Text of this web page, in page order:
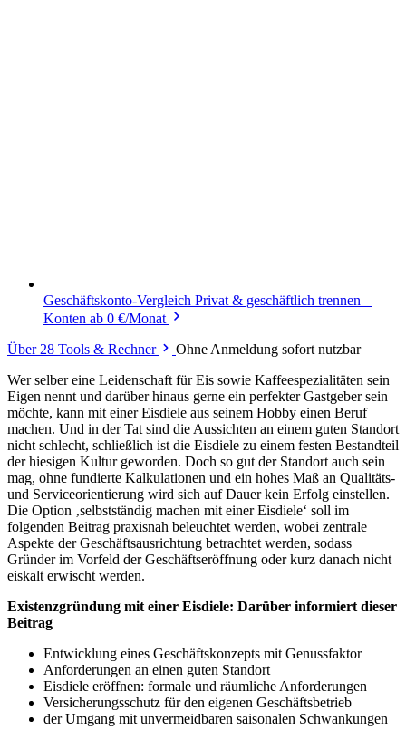
Geschäftskonto-Vergleich Privat & geschäftlich trennen –
Konten ab 0 €/Monat
Über 28 Tools & Rechner
Ohne Anmeldung sofort nutzbar
Wer selber eine Leidenschaft für Eis sowie Kaffeespezialitäten sein
Eigen nennt und darüber hinaus gerne ein perfekter Gastgeber sein
möchte, kann mit einer Eisdiele aus seinem Hobby einen Beruf
machen. Und in der Tat sind die Aussichten an einem guten Standort
nicht schlecht, schließlich ist die Eisdiele zu einem festen Bestandteil
der hiesigen Kultur geworden. Doch so gut der Standort auch sein
mag, ohne fundierte Kalkulationen und ein hohes Maß an Qualitäts-
und Serviceorientierung wird sich auf Dauer kein Erfolg einstellen.
Die Option ‚selbstständig machen mit einer Eisdiele‘ soll im
folgenden Beitrag praxisnah beleuchtet werden, wobei zentrale
Aspekte der Geschäftsausrichtung betrachtet werden, sodass
Gründer im Vorfeld der Geschäftseröffnung oder kurz danach nicht
eiskalt erwischt werden.
Existenzgründung mit einer Eisdiele: Darüber informiert dieser
Beitrag
Entwicklung eines Geschäftskonzepts mit Genussfaktor
Anforderungen an einen guten Standort
Eisdiele eröffnen: formale und räumliche Anforderungen
Versicherungsschutz für den eigenen Geschäftsbetrieb
der Umgang mit unvermeidbaren saisonalen Schwankungen